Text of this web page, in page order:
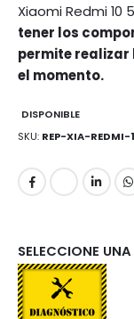
Xiaomi Redmi 10
tener los
permite realizar
el momento.
DISPONIBLE
SKU REP-XIA-
SELECCIONE